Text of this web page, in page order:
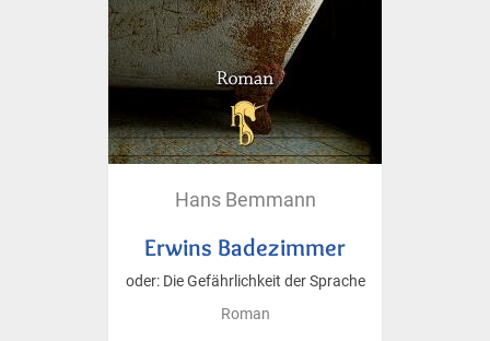
Hans Bemmann
Erwins Badezimmer
oder: Die Gefährlichkeit der Sprache
Roman